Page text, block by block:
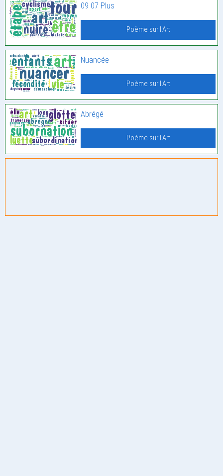
09 07 Plus
Poème sur l'Art
Nuancée
Poème sur l'Art
Abrégé
Poème sur l'Art